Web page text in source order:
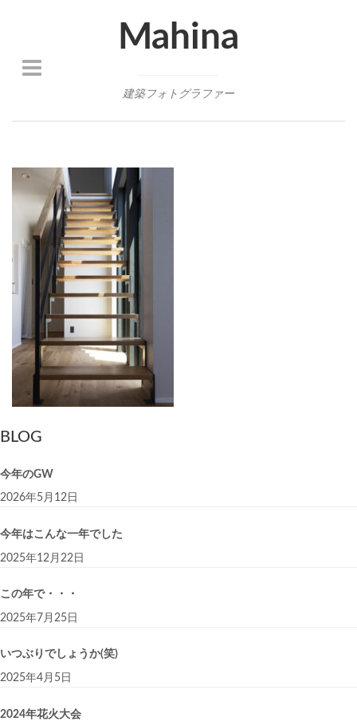
Mahina
建築フォトグラファー
BLOG
今年のGW
2026年5月12日
今年はこんな一年でした
2025年12月22日
この年で・・・
2025年7月25日
いつぶりでしょうか(笑)
2025年4月5日
2024年花火大会